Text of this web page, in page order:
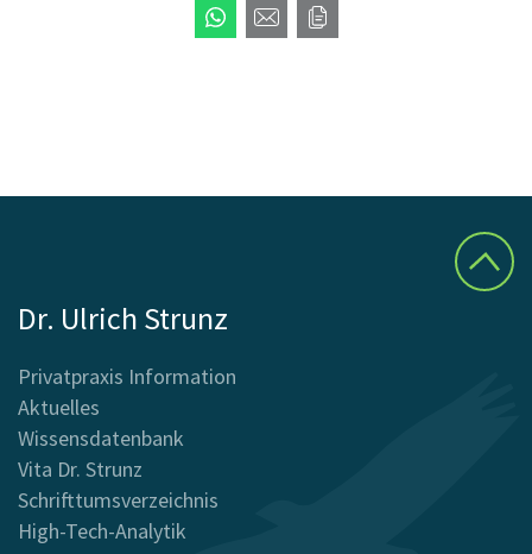
Dr. Ulrich Strunz
Privatpraxis Information
Aktuelles
Wissensdatenbank
Vita Dr. Strunz
Schrifttumsverzeichnis
High-Tech-Analytik